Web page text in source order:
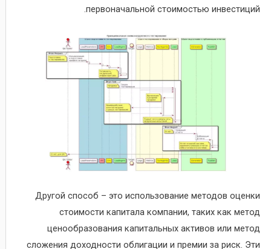
первоначальной стоимостью инвестиций.
Другой способ – это использование методов оценки
стоимости капитала компании, таких как метод
ценообразования капитальных активов или метод
сложения доходности облигации и премии за риск. Эти